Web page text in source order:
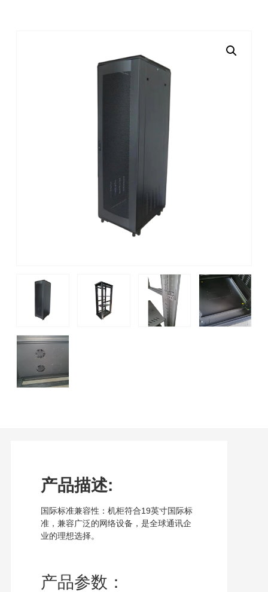
产品描述:
国际标准兼容性：机柜符合19英寸国际标
准，兼容广泛的网络设备，是全球通讯企
业的理想选择。
产品参数：